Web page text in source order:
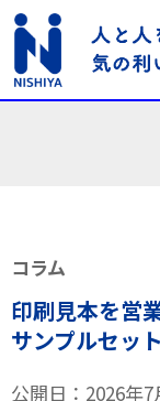
コラム
印刷見本を営
サンプルセッ
公開日：2026年7